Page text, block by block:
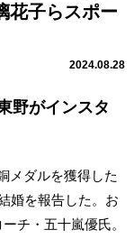
子らスポー
2024.08.28
野がインスタ
メダルを獲得した
婚を報告した。お
チ・五十嵐優氏。